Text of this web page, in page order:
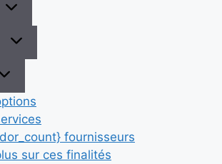
fournisseurs
sur ces finalités